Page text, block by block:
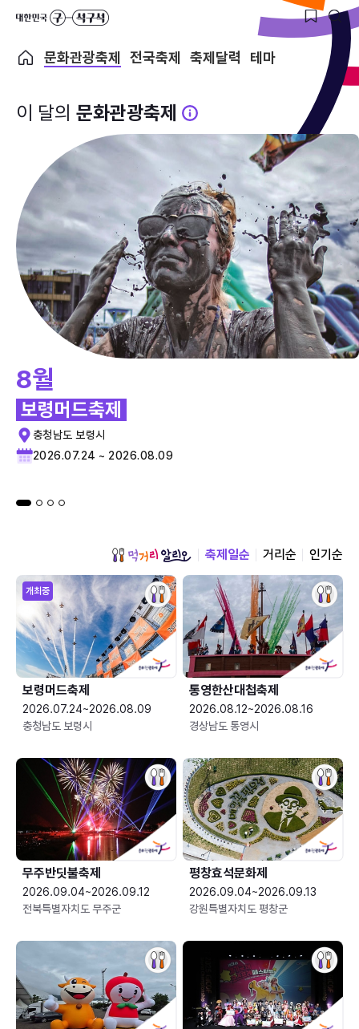
문화관광축제 전국축제 축제달력 테마
이 달의 문화관광축제
8월
보령머드축제
충청남도 보령시
2026.07.24 ~ 2026.08.09
축제일순 거리순 인기순
개최중
보령머드축제
2026.07.24~2026.08.09
충청남도 보령시
통영한산대첩축제
2026.08.12~2026.08.16
경상남도 통영시
무주반딧불축제
2026.09.04~2026.09.12
전북특별자치도 무주군
평창효석문화제
2026.09.04~2026.09.13
강원특별자치도 평창군